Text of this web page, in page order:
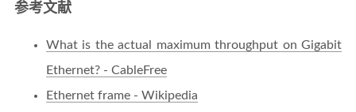
参考文献
What is the actual maximum throughput on Gigabit
Ethernet? - CableFree
Ethernet frame - Wikipedia